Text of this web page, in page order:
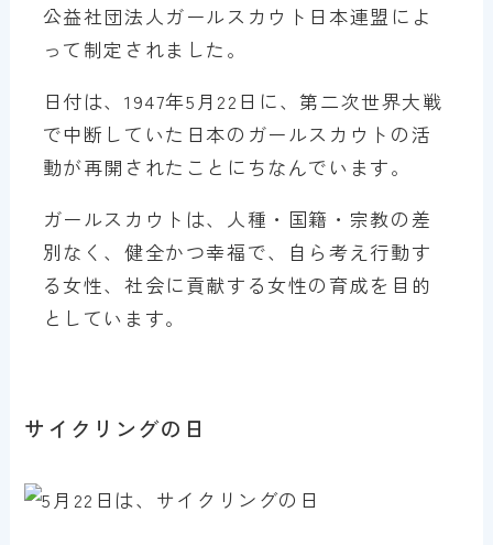
公益社団法人ガールスカウト日本連盟によ
って制定されました。
日付は、1947年5月22日に、第二次世界大戦
で中断していた日本のガールスカウトの活
動が再開されたことにちなんでいます。
ガールスカウトは、人種・国籍・宗教の差
別なく、健全かつ幸福で、自ら考え行動す
る女性、社会に貢献する女性の育成を目的
としています。
サイクリングの日